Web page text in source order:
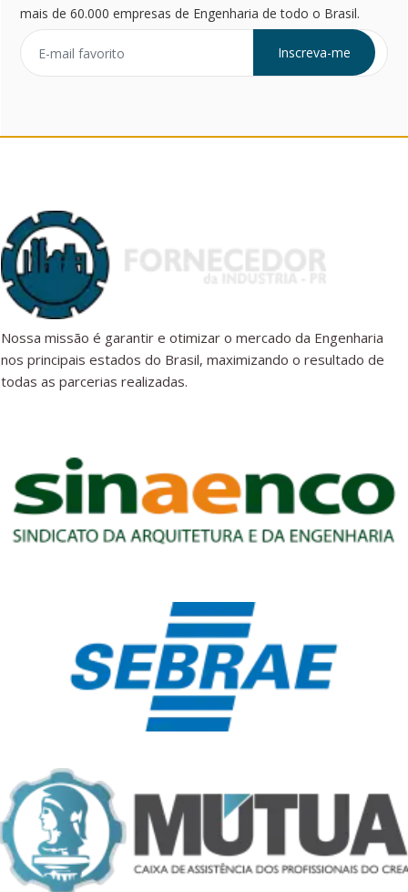
mais de 60.000 empresas de Engenharia de todo o Brasil.
Inscreva-me
Nossa missão é garantir e otimizar o mercado da Engenharia
nos principais estados do Brasil, maximizando o resultado de
todas as parcerias realizadas.